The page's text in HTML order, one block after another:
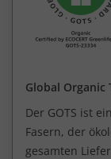
Global Organic
Der GOTS ist
Fasern, der
gesamten